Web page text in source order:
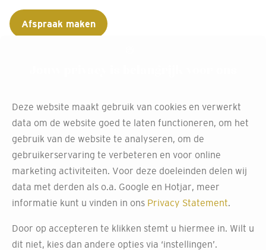
Afspraak maken
gordijnen bij Decokay
Steenwijk
Zorg voor exact passende raamdecoratie met onze
inmeetservice bij Decokay Steenwijk, waar we elke
meting precies voor je uitvoeren.
Onze experts komen persoonlijk bij je langs om de
afmetingen van je ramen nauwkeurig op te meten. Zo
Deze website maakt gebruik van cookies en verwerkt
data om de website goed te laten functioneren, om het
gebruik van de website te analyseren, om de
gebruikerservaring te verbeteren en voor online
marketing activiteiten. Voor deze doeleinden delen wij
data met derden als o.a. Google en Hotjar, meer
informatie kunt u vinden in ons Privacy Statement.
Door op accepteren te klikken stemt u hiermee in. Wilt u
dit niet, kies dan andere opties via ‘instellingen’.